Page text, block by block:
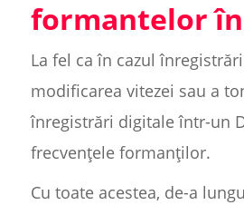
formantelor în
La fel ca în cazul
modificarea vitezei sau a
înregistrări digitale într-un
frecvențele formanților.
Cu toate acestea, de-a